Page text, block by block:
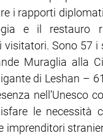
i rapporti
e il restauro
Sono 57
Muraglia alla
di Leshan –
nell’Unesco
le necessità
imprenditori